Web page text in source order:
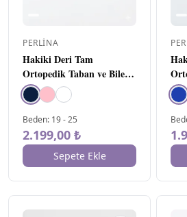
PERLINA
Hakiki Deri Tam
Ortopedik Taban ve Bilek
Destekli Bebe Ayakkabı
Lacivert
Beden: 19-25
2.199,00 ₺
Sepete Ekle